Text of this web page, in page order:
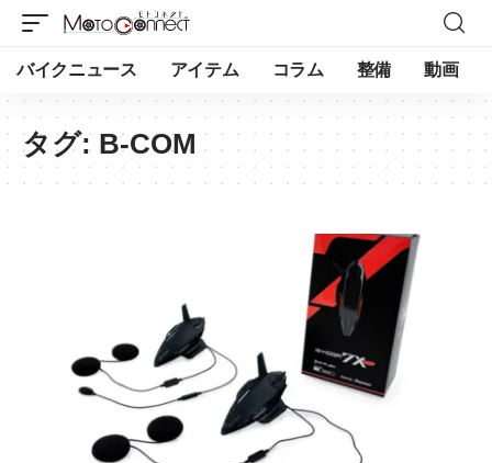
バイクニュース アイテム コラム 整備 動画
タグ: B-COM